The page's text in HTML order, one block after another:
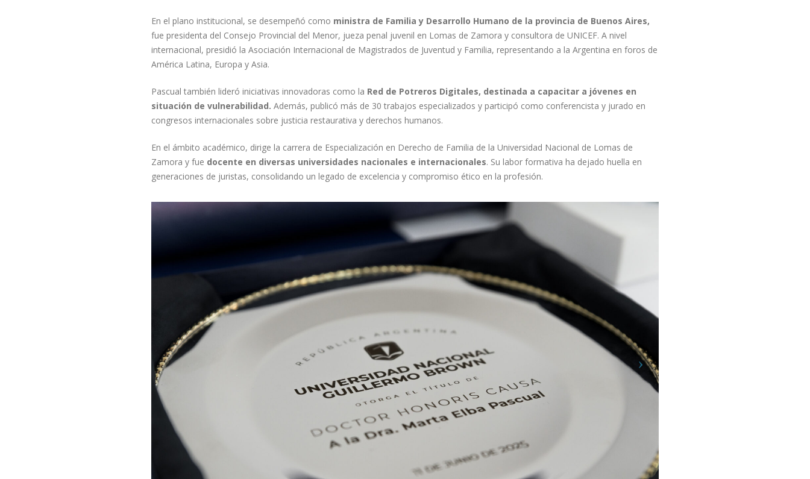
En el plano institucional, se desempeñó como ministra de Familia y Desarrollo Humano de la provincia de Buenos Aires,
fue presidenta del Consejo Provincial del Menor, jueza penal juvenil en Lomas de Zamora y consultora de UNICEF. A nivel
internacional, presidió la Asociación Internacional de Magistrados de Juventud y Familia, representando a la Argentina en foros de
América Latina, Europa y Asia.
Pascual también lideró iniciativas innovadoras como la Red de Potreros Digitales, destinada a capacitar a jóvenes en
situación de vulnerabilidad. Además, publicó más de 30 trabajos especializados y participó como conferencista y jurado en
congresos internacionales sobre justicia restaurativa y derechos humanos.
En el ámbito académico, dirige la carrera de Especialización en Derecho de Familia de la Universidad Nacional de Lomas de
Zamora y fue docente en diversas universidades nacionales e internacionales. Su labor formativa ha dejado huella en
generaciones de juristas, consolidando un legado de excelencia y compromiso ético en la profesión.